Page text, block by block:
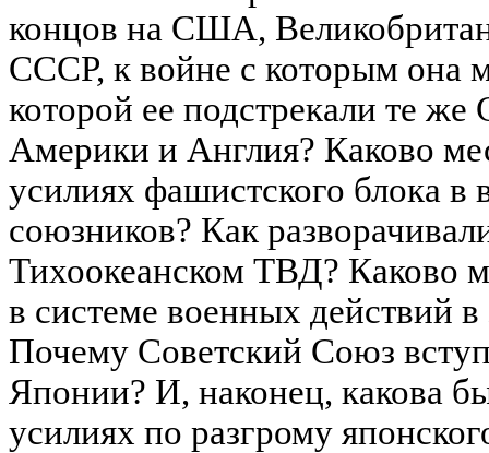
концов на США,
СССР, к войне с которым она
которой ее подстрекали те
Америки и Англия? Каково
усилиях фашистского блока
союзников? Как
Тихоокеанском ТВД? Каково
в системе военных действий в
Почему Советский Союз
Японии? И, наконец, какова
усилиях по разгрому